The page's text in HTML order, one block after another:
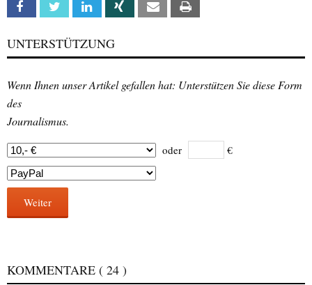
Facebook Twitter Linkedin Xing Email
UNTERSTÜTZUNG
Wenn Ihnen unser Artikel gefallen hat: Unterstützen Sie diese Form
des
Journalismus.
oder €
Weiter
KOMMENTARE ( 24 )